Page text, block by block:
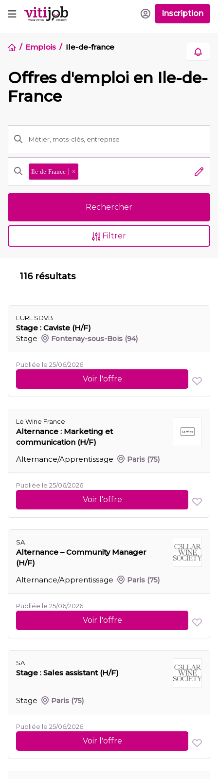
Inscription
Emplois Ile-de-france
Offres d'emploi en Ile-de-
France
Ile-de-France ×
Rechercher
Filtrer
116 résultats
EURL SDVB
Stage : Caviste (H/F)
Stage
Fontenay-sous-Bois (94)
Publiée le 25/06/2026
Voir l'offre
Le Wine France
Alternance : Marketing et
communication (H/F)
Alternance/Apprentissage
Paris (75)
Publiée le 25/06/2026
Voir l'offre
SA
Alternance – Community Manager
(H/F)
Alternance/Apprentissage
Paris (75)
Publiée le 25/06/2026
Voir l'offre
SA
Stage : Sales assistant (H/F)
Stage Paris (75)
Publiée le 25/06/2026
Voir l'offre